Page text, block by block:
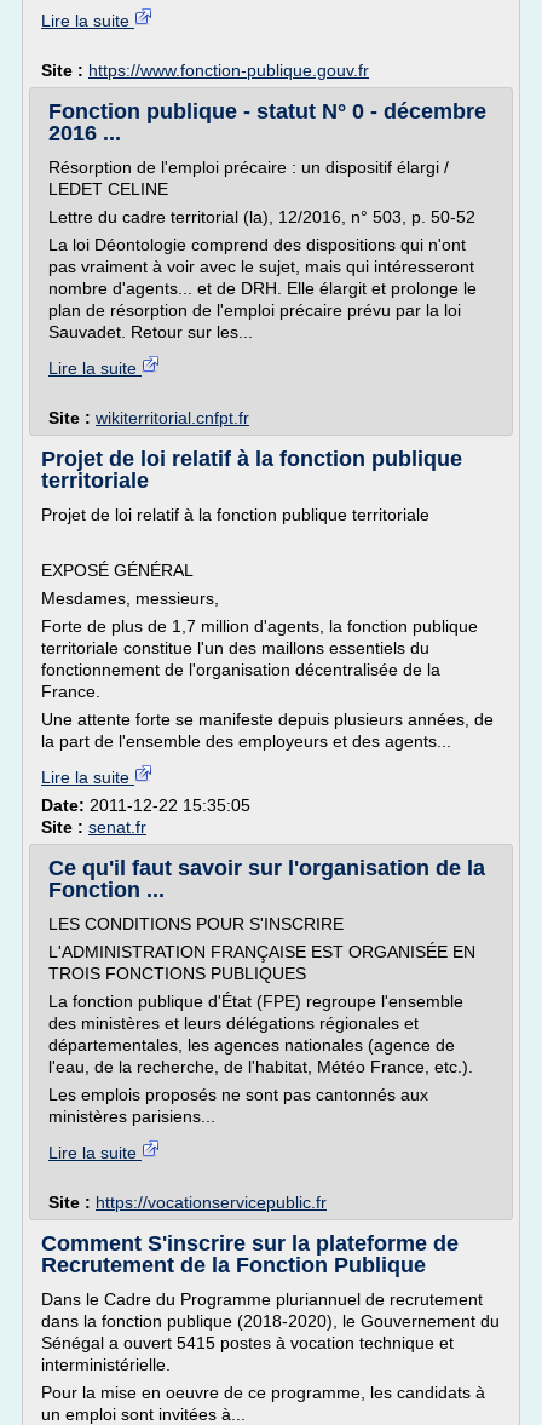
Lire la suite
Site : https://www.fonction-publique.gouv.fr
Fonction publique - statut N° 0 - décembre
2016 ...
Résorption de l'emploi précaire : un dispositif élargi /
LEDET CELINE
Lettre du cadre territorial (la), 12/2016, n° 503, p. 50-52
La loi Déontologie comprend des dispositions qui n'ont
pas vraiment à voir avec le sujet, mais qui intéresseront
nombre d'agents... et de DRH. Elle élargit et prolonge le
plan de résorption de l'emploi précaire prévu par la loi
Sauvadet. Retour sur les...
Lire la suite
Site : wikiterritorial.cnfpt.fr
Projet de loi relatif à la fonction publique
territoriale
Projet de loi relatif à la fonction publique territoriale
EXPOSÉ GÉNÉRAL
Mesdames, messieurs,
Forte de plus de 1,7 million d'agents, la fonction publique
territoriale constitue l'un des maillons essentiels du
fonctionnement de l'organisation décentralisée de la
France.
Une attente forte se manifeste depuis plusieurs années, de
la part de l'ensemble des employeurs et des agents...
Lire la suite
Date: 2011-12-22 15:35:05
Site : senat.fr
Ce qu'il faut savoir sur l'organisation de la
Fonction ...
LES CONDITIONS POUR S'INSCRIRE
L'ADMINISTRATION FRANÇAISE EST ORGANISÉE EN
TROIS FONCTIONS PUBLIQUES
La fonction publique d'État (FPE) regroupe l'ensemble
des ministères et leurs délégations régionales et
départementales, les agences nationales (agence de
l'eau, de la recherche, de l'habitat, Météo France, etc.).
Les emplois proposés ne sont pas cantonnés aux
ministères parisiens...
Lire la suite
Site : https://vocationservicepublic.fr
Comment S'inscrire sur la plateforme de
Recrutement de la Fonction Publique
Dans le Cadre du Programme pluriannuel de recrutement
dans la fonction publique (2018-2020), le Gouvernement du
Sénégal a ouvert 5415 postes à vocation technique et
interministérielle.
Pour la mise en oeuvre de ce programme, les candidats à
un emploi sont invitées à...